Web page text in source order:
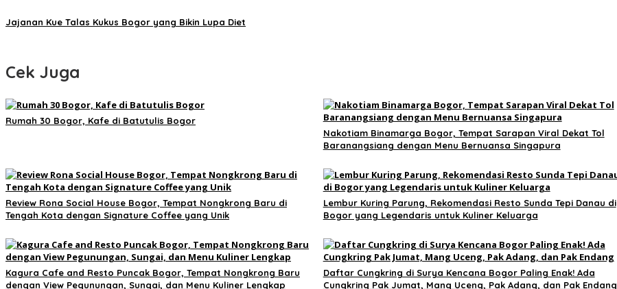
Jajanan Kue Talas Kukus Bogor yang Bikin Lupa Diet
Cek Juga
Rumah 30 Bogor, Kafe di Batutulis Bogor
Nakotiam Binamarga Bogor, Tempat Sarapan Viral Dekat Tol
Baranangsiang dengan Menu Bernuansa Singapura
Review Rona Social House Bogor, Tempat Nongkrong Baru di
Tengah Kota dengan Signature Coffee yang Unik
Lembur Kuring Parung, Rekomendasi Resto Sunda Tepi Danau di
Bogor yang Legendaris untuk Kuliner Keluarga
Kagura Cafe and Resto Puncak Bogor, Tempat Nongkrong Baru
dengan View Pegunungan, Sungai, dan Menu Kuliner Lengkap
Daftar Cungkring di Surya Kencana Bogor Paling Enak! Ada
Cungkring Pak Jumat, Mang Uceng, Pak Adang, dan Pak Endang